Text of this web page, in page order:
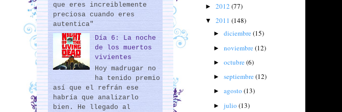
que eres increiblemente
preciosa cuando eres
autentica"
Día 6: La noche
de los muertos
vivientes
Hoy madrugar no
ha tenido premio
así que el refrán ese
habría que analizarlo
bien. He llegado al
► 2012 (77)
▼ 2011 (148)
► diciembre(15)
► noviembre(12)
► octubre(6)
► septiembre(12)
► agosto (13)
► julio (13)